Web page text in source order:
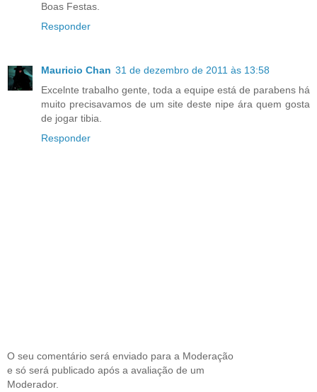
Boas Festas.
Responder
Mauricio Chan 31 de dezembro de 2011 às 13:58
Excelnte trabalho gente, toda a equipe está de parabens há
muito precisavamos de um site deste nipe ára quem gosta
de jogar tibia.
Responder
O seu comentário será enviado para a Moderação
e só será publicado após a avaliação de um
Moderador.